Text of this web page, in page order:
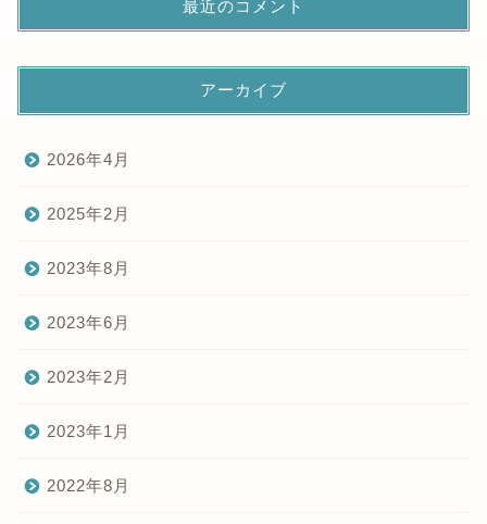
最近のコメント
アーカイブ
2026年4月
2025年2月
2023年8月
2023年6月
2023年2月
2023年1月
2022年8月